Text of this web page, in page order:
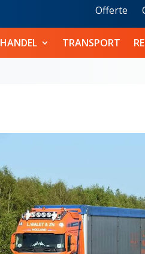
Offerte
HANDEL TRANSPORT